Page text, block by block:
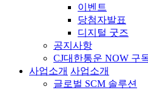
이벤트
당첨자발표
디지털 굿즈
공지사항
CJ대한통운 NOW 구
사업소개 사업소개
글로벌 SCM 솔루션